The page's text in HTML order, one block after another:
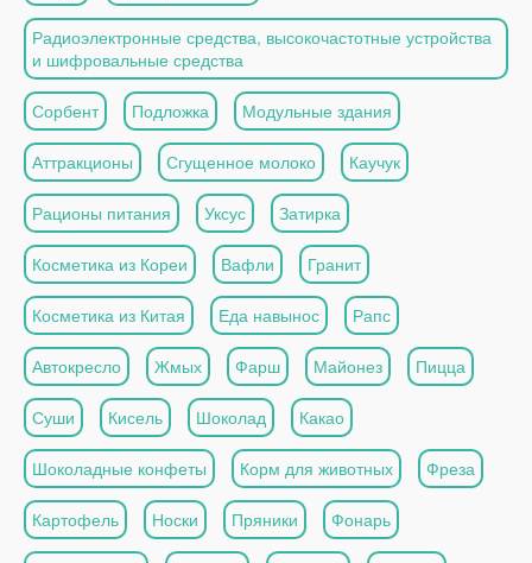
Радиоэлектронные средства, высокочастотные устройства
и шифровальные средства
Сорбент Подложка Модульные здания
Аттракционы Сгущенное молоко Каучук
Рационы питания Уксус Затирка
Косметика из Кореи Вафли Гранит
Косметика из Китая Еда навынос Рапс
Автокресло Жмых Фарш Майонез Пицца
Суши Кисель Шоколад Какао
Шоколадные конфеты Корм для животных Фреза
Картофель Носки Пряники Фонарь